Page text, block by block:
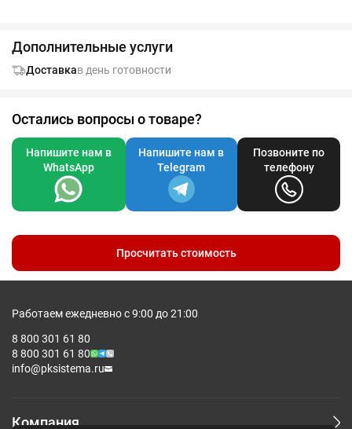
Дополнительные услуги
Доставкав день готовности
Остались вопросы о товаре?
Напишите нам в
WhatsApp
Напишите нам в
Telegram
Позвоните по
телефону
Просчитать стоимость
Работаем ежедневно с 9:00 до 21:00
8 800 301 61 80
8 800 301 61 80
info@pksistema.ru
Компания